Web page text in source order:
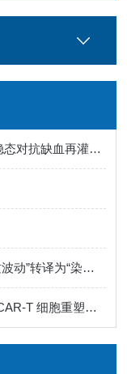
MDH1 K298 琥珀酰化稳定氧化还原稳态对抗缺血再灌注损伤心肌铁死亡
组蛋白 H3Q5 单胺化如何把“神经递质波动”转译为“染色质节律”
双重靶向肿瘤与髓系细胞：GPNMB CAR-T 细胞重塑免疫微环境